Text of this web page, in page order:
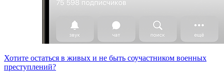
Хотите остаться в живых и не быть соучастником военных
преступлений?